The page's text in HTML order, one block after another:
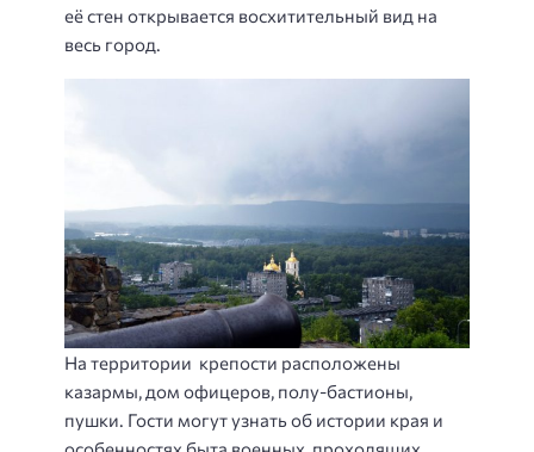
её стен открывается восхитительный вид на
весь город.
На территории крепости расположены
казармы, дом офицеров, полу-бастионы,
пушки. Гости могут узнать об истории края и